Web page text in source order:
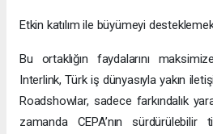
Etkin katılım ile büyümeyi
Bu ortaklığın faydalarını
Interlink, Türk iş dünyasıyla yakın
Roadshowlar, sadece farkındalık
zamanda CEPA’nın sürdürülebilir